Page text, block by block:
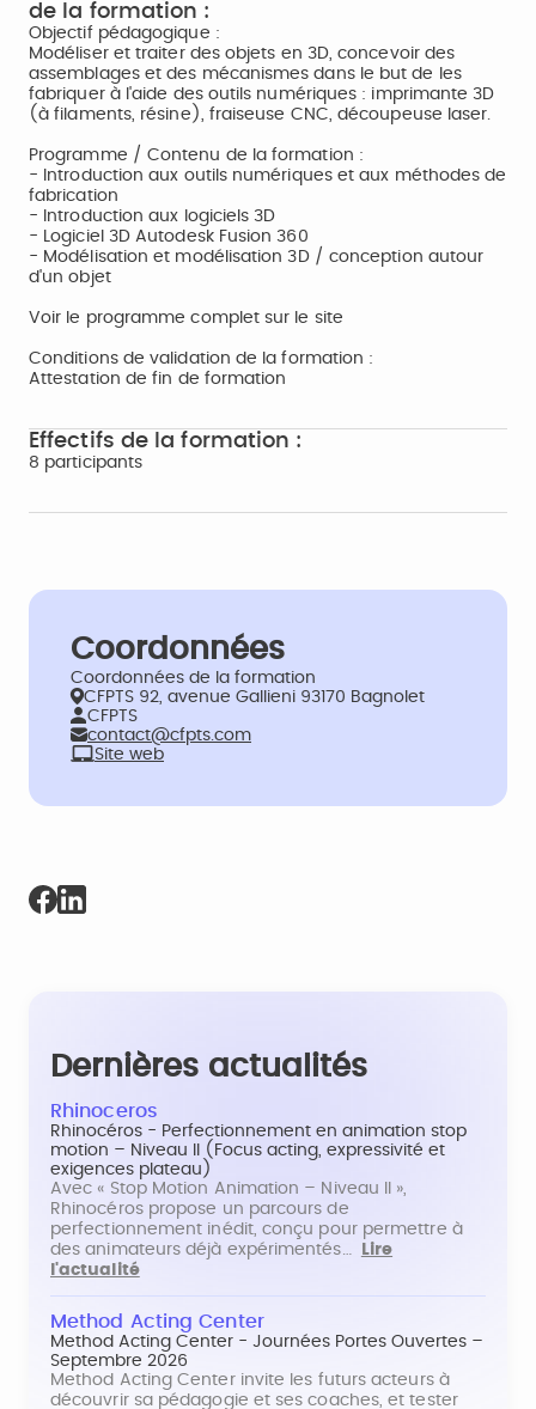
de la formation :
Objectif pédagogique :
Modéliser et traiter des objets en 3D, concevoir des
assemblages et des mécanismes dans le but de les
fabriquer à l'aide des outils numériques : imprimante 3D
(à filaments, résine), fraiseuse CNC, découpeuse laser.
Programme / Contenu de la formation :
- Introduction aux outils numériques et aux méthodes de
fabrication
- Introduction aux logiciels 3D
- Logiciel 3D Autodesk Fusion 360
- Modélisation et modélisation 3D / conception autour
d'un objet
Voir le programme complet sur le site
Conditions de validation de la formation :
Attestation de fin de formation
Effectifs de la formation :
8 participants
Coordonnées
Coordonnées de la formation
CFPTS 92, avenue Gallieni 93170 Bagnolet
CFPTS
contact@cfpts.com
Site web
Dernières actualités
Rhinoceros
Rhinocéros - Perfectionnement en animation stop
motion – Niveau II (Focus acting, expressivité et
exigences plateau)
Avec « Stop Motion Animation – Niveau II »,
Rhinocéros propose un parcours de
perfectionnement inédit, conçu pour permettre à
des animateurs déjà expérimentés…
Lire
l'actualité
Method Acting Center
Method Acting Center - Journées Portes Ouvertes –
Septembre 2026
Method Acting Center invite les futurs acteurs à
découvrir sa pédagogie et ses coaches, et tester